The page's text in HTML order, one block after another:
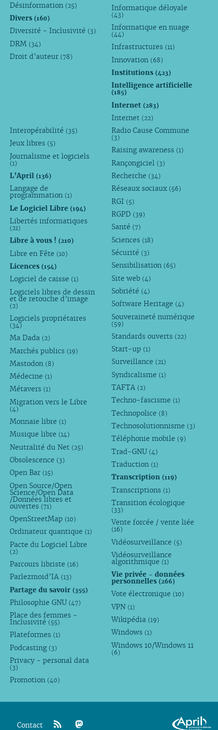
Désinformation (25)
Divers (160)
Diversité - Inclusivité (3)
DRM (34)
Droit d’auteur (78)
Informatique déloyale
(43)
Informatique en nuage
(44)
Infrastructures (11)
Innovation (68)
Institutions(423)
Intelligence artificielle
(185)
Internet(283)
Internet (22)
Interopérabilité (35)
Jeux libres (5)
Journalisme et logiciels
(1)
L’April (136)
Langage de
programmation (1)
Le Logiciel Libre (194)
Libertés informatiques
(21)
Libre à vous ! (210)
Libre en Fête (10)
Licences (154)
Logiciel de caisse (1)
Logiciels libres de dessin
et de retouche d’image
(2)
Logiciels propriétaires
(34)
Ma Dada (2)
Marchés publics (19)
Mastodon (8)
Médecine (1)
Métavers (1)
Migration vers le Libre
(4)
Monnaie libre (1)
Musique libre (14)
Neutralité du Net (25)
Obsolescence (3)
Open Bar (15)
Open Source/Open
Science/Open Data
/Données libres et
ouvertes (71)
OpenStreetMap (10)
Ordinateur quantique (1)
Pacte du Logiciel Libre
(2)
Parcours libriste (16)
Parlezmoid’IA (13)
Partage du savoir (355)
Philosophie GNU (47)
Place des femmes -
Inclusivité (55)
Plateformes (1)
Podcasting (3)
Privacy - personal data
(3)
Promotion (40)
Radio Cause Commune
(3)
Raising awareness (1)
Rançongiciel (3)
Recherche (34)
Réseaux sociaux (56)
RGI (5)
RGPD (39)
Santé (7)
Sciences (18)
Sécurité (3)
Sensibilisation (65)
Site web (4)
Sobriété (4)
Software Heritage (4)
Souveraineté numérique
(59)
Standards ouverts (22)
Start-up (1)
Surveillance (21)
Syndicalisme (1)
TAFTA (2)
Techno-fascisme (1)
Technopolice (8)
Technosolutionnisme (3)
Téléphonie mobile (9)
Trad-GNU (4)
Traduction (1)
Transcription(119)
Transcriptions (1)
Transition écologique
(33)
Vente forcée / vente liée
(16)
Vidéosurveillance (5)
Vidéosurveillance
algorithmique (1)
Vie privée - données
personnelles(266)
Vote électronique (10)
VPN (1)
Wikipédia (19)
Windows (1)
Windows 10/Windows 11
(6)
Contact